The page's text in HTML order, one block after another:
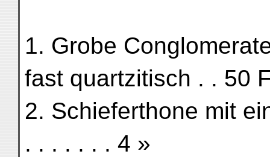
1. Grobe
fast quartzitisch . . 50
2. Schieferthone mit
. . . . . . . 4 »